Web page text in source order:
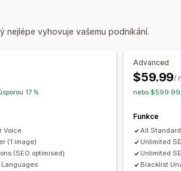
nejlépe vyhovuje vašemu podnikání.
17 %
Voice
(1 image)
(SEO optimised)
Languages
Advanced
$59.99/
nebo
Funkce
All
Unlimited
Unlimited
Blacklist